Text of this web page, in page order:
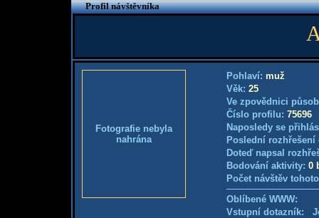
Profil návštěvníka
Fotografie nebyla
nahrána
Pohlaví: muž
Věk: 25
Ve zpovědnici
Číslo profilu: 75696
Naposledy se
Poslední
Doteď napsal
Bodování aktivity: 0
Počet návštěv
Oblíbené WWW:
Vstupní dotazník: